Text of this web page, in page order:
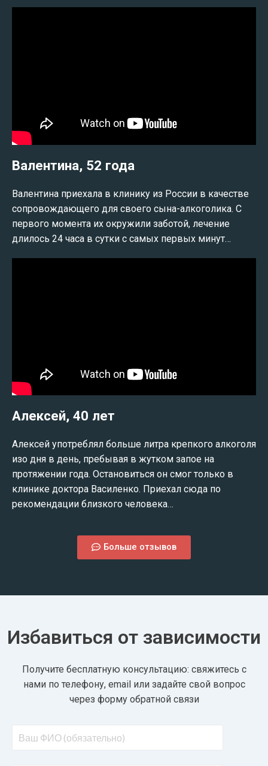
Валентина, 52 года
Валентина приехала в клинику из России в качестве
сопровождающего для своего сына-алкоголика. С
первого момента их окружили заботой, лечение
длилось 24 часа в сутки с самых первых минут…
Алексей, 40 лет
Алексей употреблял больше литра крепкого алкоголя
изо дня в день, пребывая в жутком запое на
протяжении года. Остановиться он смог только в
клинике доктора Василенко. Приехал сюда по
рекомендации близкого человека…
Больше отзывов
Избавиться от зависимости
Получите бесплатную консультацию: свяжитесь с
нами по телефону, email или задайте свой вопрос
через форму обратной связи